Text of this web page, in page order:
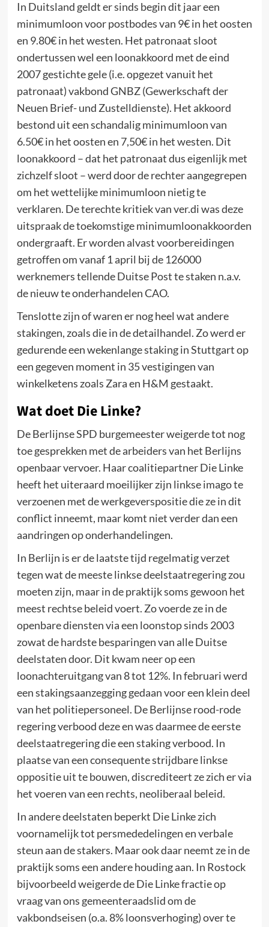
In Duitsland geldt er sinds begin dit jaar een
minimumloon voor postbodes van 9€ in het oosten
en 9.80€ in het westen. Het patronaat sloot
ondertussen wel een loonakkoord met de eind
2007 gestichte gele (i.e. opgezet vanuit het
patronaat) vakbond GNBZ (Gewerkschaft der
Neuen Brief- und Zustelldienste). Het akkoord
bestond uit een schandalig minimumloon van
6.50€ in het oosten en 7,50€ in het westen. Dit
loonakkoord – dat het patronaat dus eigenlijk met
zichzelf sloot – werd door de rechter aangegrepen
om het wettelijke minimumloon nietig te
verklaren. De terechte kritiek van ver.di was deze
uitspraak de toekomstige minimumloonakkoorden
ondergraaft. Er worden alvast voorbereidingen
getroffen om vanaf 1 april bij de 126000
werknemers tellende Duitse Post te staken n.a.v.
de nieuw te onderhandelen CAO.
Tenslotte zijn of waren er nog heel wat andere
stakingen, zoals die in de detailhandel. Zo werd er
gedurende een wekenlange staking in Stuttgart op
een gegeven moment in 35 vestigingen van
winkelketens zoals Zara en H&M gestaakt.
Wat doet Die Linke?
De Berlijnse SPD burgemeester weigerde tot nog
toe gesprekken met de arbeiders van het Berlijns
openbaar vervoer. Haar coalitiepartner Die Linke
heeft het uiteraard moeilijker zijn linkse imago te
verzoenen met de werkgeverspositie die ze in dit
conflict inneemt, maar komt niet verder dan een
aandringen op onderhandelingen.
In Berlijn is er de laatste tijd regelmatig verzet
tegen wat de meeste linkse deelstaatregering zou
moeten zijn, maar in de praktijk soms gewoon het
meest rechtse beleid voert. Zo voerde ze in de
openbare diensten via een loonstop sinds 2003
zowat de hardste besparingen van alle Duitse
deelstaten door. Dit kwam neer op een
loonachteruitgang van 8 tot 12%. In februari werd
een stakingsaanzegging gedaan voor een klein deel
van het politiepersoneel. De Berlijnse rood-rode
regering verbood deze en was daarmee de eerste
deelstaatregering die een staking verbood. In
plaatse van een consequente strijdbare linkse
oppositie uit te bouwen, discrediteert ze zich er via
het voeren van een rechts, neoliberaal beleid.
In andere deelstaten beperkt Die Linke zich
voornamelijk tot persmededelingen en verbale
steun aan de stakers. Maar ook daar neemt ze in de
praktijk soms een andere houding aan. In Rostock
bijvoorbeeld weigerde de Die Linke fractie op
vraag van ons gemeenteraadslid om de
vakbondseisen (o.a. 8% loonsverhoging) over te